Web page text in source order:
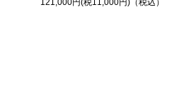
121,000円(税11,000円)（税込）